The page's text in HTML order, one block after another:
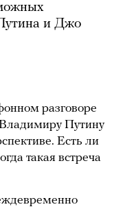
и Джо
разговоре
Путину
Есть ли
такая встреча